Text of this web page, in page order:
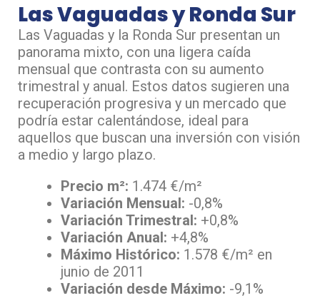
Las Vaguadas y Ronda Sur
Las Vaguadas y la Ronda Sur presentan un
panorama mixto, con una ligera caída
mensual que contrasta con su aumento
trimestral y anual. Estos datos sugieren una
recuperación progresiva y un mercado que
podría estar calentándose, ideal para
aquellos que buscan una inversión con visión
a medio y largo plazo.
Precio m²: 1.474 €/m²
Variación Mensual: -0,8%
Variación Trimestral: +0,8%
Variación Anual: +4,8%
Máximo Histórico: 1.578 €/m² en
junio de 2011
Variación desde Máximo: -9,1%